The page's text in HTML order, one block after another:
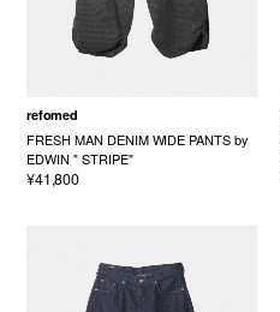
refomed
FRESH MAN DENIM WIDE PANTS by
EDWIN " STRIPE"
¥41,800